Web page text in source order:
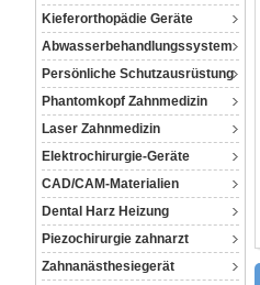
Kieferorthopädie Geräte
Abwasserbehandlungssystem
Persönliche Schutzausrüstung
Phantomkopf Zahnmedizin
Laser Zahnmedizin
Elektrochirurgie-Geräte
CAD/CAM-Materialien
Dental Harz Heizung
Piezochirurgie zahnarzt
Zahnanästhesiegerät